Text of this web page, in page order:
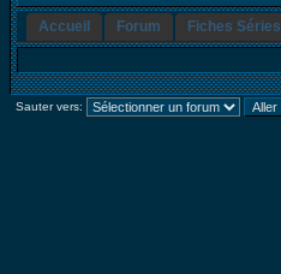
Accueil Forum Fiches Séries
Sauter vers: